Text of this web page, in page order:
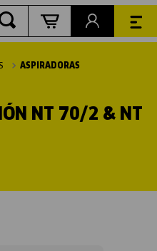
ASPIRADORAS
NT 70/2 & NT